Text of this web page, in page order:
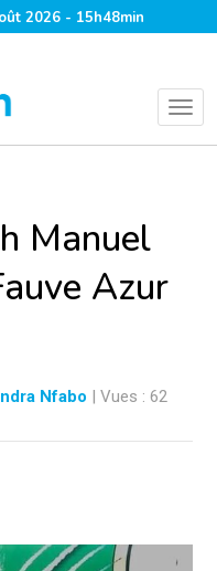
2026 - 15h48min
Manuel
Azur
Nfabo | Vues : 62